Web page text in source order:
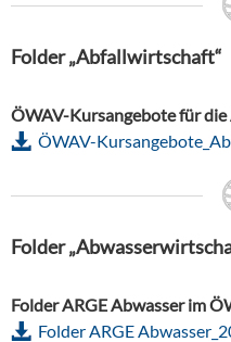
Folder „Abfallwirtschaft“
ÖWAV-Kursangebote für
ÖWAV-
Folder
Folder ARGE Abwasser im
Folder ARGE